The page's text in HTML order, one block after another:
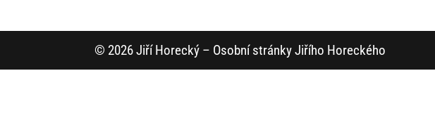
© 2026 Jiří Horecký – Osobní stránky Jiřího Horeckého